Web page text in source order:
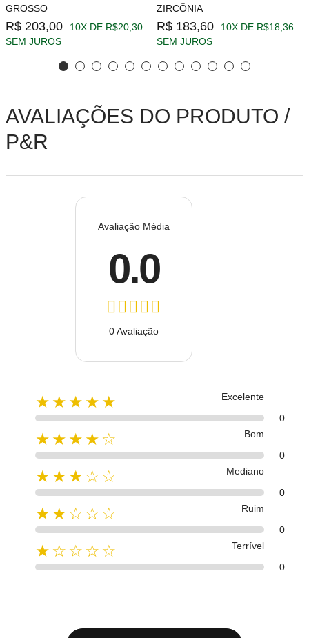
GROSSO
R$ 203,00
10X DE R$20,30
SEM JUROS
ZIRCÔNIA
R$ 183,60
10X DE R$18,36
SEM JUROS
AVALIAÇÕES DO PRODUTO /
P&R
Avaliação Média
0.0
0 Avaliação
★★★★★
Excelente
0
★★★★☆
Bom
0
★★★☆☆
Mediano
0
★★☆☆☆
Ruim
0
★☆☆☆☆
Terrível
0